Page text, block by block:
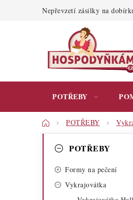
Nepřevzetí zásilky na
POTŘEBY
DomůPOTŘEBY
kategoriePOTŘEBY
Formy na pečení
Vykrajovátka